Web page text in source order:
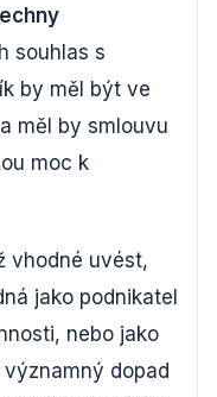
souhlas s
by měl být ve
měl by smlouvu
moc k
vhodné uvést,
jako podnikatel
nebo jako
dopad